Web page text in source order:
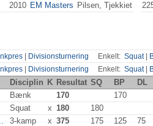
2010 EM Masters Pilsen, Tjekkiet
Divisionsturnering Enkelt: Squat|
Divisionsturnering Enkelt: Squat|
Disciplin K Resultat SQ BP
DL
Bænk 170
170
Squat x 180
180
3-kamp x 375 175 125
75